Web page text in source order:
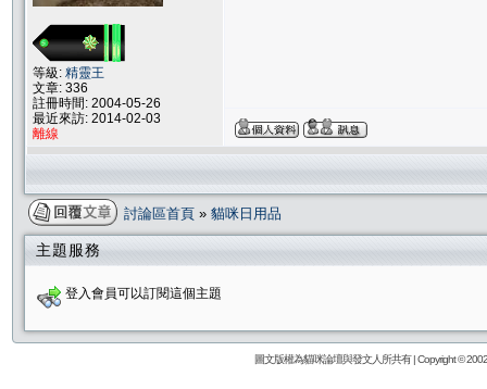
等級: 精靈王
文章: 336
註冊時間: 2004-05-26
最近來訪: 2014-02-03
離線
討論區首頁 » 貓咪日用品
主題服務
登入會員可以訂閱這個主題
圖文版權為貓咪論壇與發文人所共有 | Copyright ©